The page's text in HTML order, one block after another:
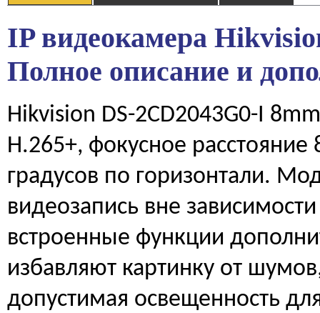
IP видеокамера
Полное описание и
Hikvision DS-2CD2043G0-I
H.265+, фокусное расстояние
градусов по горизонтали.
видеозапись вне
встроенные функции
избавляют картинку от
допустимая освещенность